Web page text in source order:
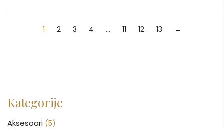
1 2 3 4 … 11 12 13 →
Kategorije
Aksesoari (5)